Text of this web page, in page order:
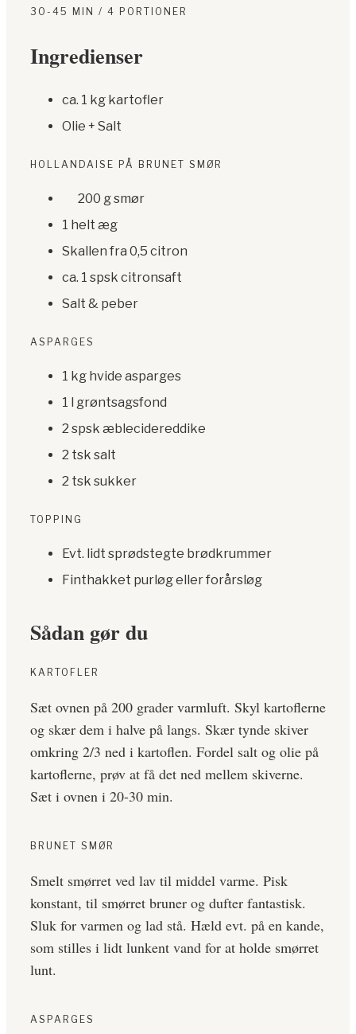
30-45 MIN / 4 PORTIONER
Ingredienser
ca. 1 kg kartofler
Olie + Salt
HOLLANDAISE PÅ BRUNET SMØR
200 g smør
1 helt æg
Skallen fra 0,5 citron
ca. 1 spsk citronsaft
Salt & peber
ASPARGES
1 kg hvide asparges
1 l grøntsagsfond
2 spsk æblecidereddike
2 tsk salt
2 tsk sukker
TOPPING
Evt. lidt sprødstegte brødkrummer
Finthakket purløg eller forårsløg
Sådan gør du
KARTOFLER
Sæt ovnen på 200 grader varmluft. Skyl kartoflerne
og skær dem i halve på langs. Skær tynde skiver
omkring 2/3 ned i kartoflen. Fordel salt og olie på
kartoflerne, prøv at få det ned mellem skiverne.
Sæt i ovnen i 20-30 min.
BRUNET SMØR
Smelt smørret ved lav til middel varme. Pisk
konstant, til smørret bruner og dufter fantastisk.
Sluk for varmen og lad stå. Hæld evt. på en kande,
som stilles i lidt lunkent vand for at holde smørret
lunt.
ASPARGES